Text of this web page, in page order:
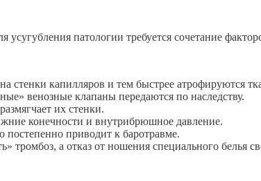
усугубления патологии требуется сочетание
стенки капилляров и тем быстрее атрофируются
венозные клапаны передаются по наследству.
их стенки.
конечности и внутрибрюшное давление.
постепенно приводит к баротравме.
тромбоз, а отказ от ношения специального белья